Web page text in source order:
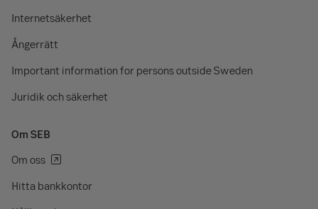
Internetsäkerhet
Ångerrätt
Important information for persons outside Sweden
Juridik och säkerhet
Om SEB
Om oss
Hitta bankkontor